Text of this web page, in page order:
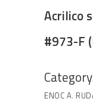
Acrilico
#973-F
ENOC A.